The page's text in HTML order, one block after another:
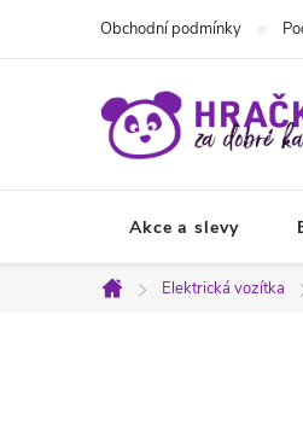
Obchodní podmínky
Akce a slevy
Domů
Elektrická vozítka